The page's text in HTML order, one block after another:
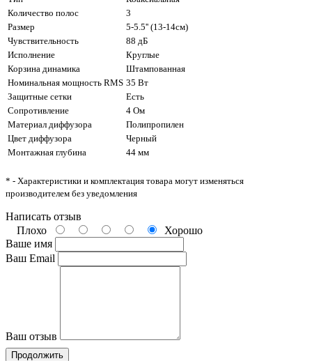
Количество полос
3
Размер
5-5.5'' (13-14см)
Чувствительность
88 дБ
Исполнение
Круглые
Корзина динамика
Штампованная
Номинальная мощность RMS 35 Вт
Защитные сетки
Есть
Сопротивление
4 Ом
Материал диффузора
Полипропилен
Цвет диффузора
Черный
Монтажная глубина
44 мм
* - Характеристики и комплектация товара могут изменяться
производителем без уведомления
Написать отзыв
Плохо
Хорошо
Ваше имя
Ваш Email
Ваш отзыв
Продолжить